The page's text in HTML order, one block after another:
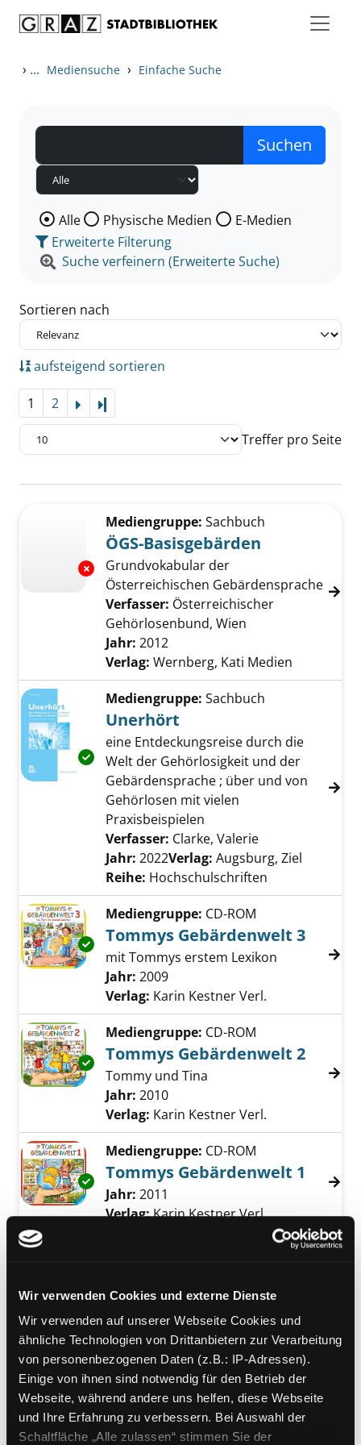
Wir verwenden Cookies und externe Dienste
Wir verwenden auf unserer Webseite Cookies und
ähnliche Technologien von Drittanbietern zur Verarbeitung
von personenbezogenen Daten (z.B.: IP-Adressen).
Einige von ihnen sind notwendig für den Betrieb der
Webseite, während andere uns helfen, diese Webseite
und Ihre Erfahrung zu verbessern. Bei Auswahl der
Schaltfläche „Alle zulassen“ stimmen Sie der
› ... Mediensuche › Einfache Suche
Wählen Sie die Medienart nach der Sie suchen wollen.
Alle Physische Medien
E-Medien
Erweiterte Filterung
Suche verfeinern (Erweiterte Suche)
Sortieren nach
aufsteigend sortieren
1 2
Treffer pro Seite
Zu den Suchfiltern springen
Exemplar-Details von ÖGS-Basisgebärden
Mediengruppe: Sachbuch
ÖGS-Basisgebärden
Grundvokabular der
Österreichischen Gebärdensprache
Verfasser: Österreichischer
Gehörlosenbund, Wien
Jahr: 2012
Verlag: Wernberg, Kati Medien
Exemplar-Details von Unerhört anzeigen
Mediengruppe: Sachbuch
Unerhört
eine Entdeckungsreise durch die
Welt der Gehörlosigkeit und der
Gebärdensprache ; über und von
Gehörlosen mit vielen
Praxisbeispielen
Verfasser: Clarke, Valerie
Jahr: 2022Verlag: Augsburg, Ziel
Reihe: Hochschulschriften
Exemplar-Details von Tommys
Mediengruppe: CD-ROM
Tommys Gebärdenwelt 3
mit Tommys erstem Lexikon
Suche nach diesem Verfasser
Jahr: 2009
Verlag: Karin Kestner Verl.
Exemplar-Details von Tommys
Mediengruppe: CD-ROM
Tommys Gebärdenwelt 2
Tommy und Tina
Suche nach diesem Verfasser
Jahr: 2010
Verlag: Karin Kestner Verl.
Exemplar-Details von Tommys
Mediengruppe: CD-ROM
Tommys Gebärdenwelt 1
Suche nach diesem Verfasser
Jahr: 2011
Verlag:Karin Kestner Verl.
Gebärdensprache
Kasimir tischlert - Kasimir lässt
Frippe machen
Suche nach diesem Verfasser
Jahr:2013
Verlag:Karin Kestner Verl.
Mediengruppe:DVD
Regenbogenfisch - mit